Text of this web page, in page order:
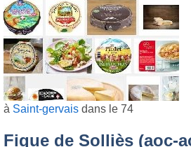
à Saint-gervais dans le 74
Figue de Solliès (aoc-